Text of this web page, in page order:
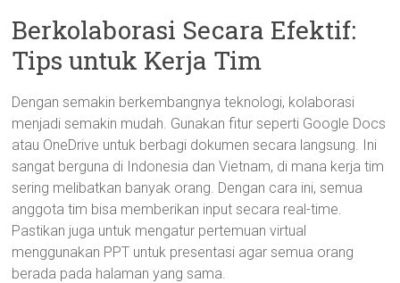
Berkolaborasi Secara Efektif:
Tips untuk Kerja Tim
Dengan semakin berkembangnya teknologi, kolaborasi
menjadi semakin mudah. Gunakan fitur seperti Google Docs
atau OneDrive untuk berbagi dokumen secara langsung. Ini
sangat berguna di Indonesia dan Vietnam, di mana kerja tim
sering melibatkan banyak orang. Dengan cara ini, semua
anggota tim bisa memberikan input secara real-time.
Pastikan juga untuk mengatur pertemuan virtual
menggunakan PPT untuk presentasi agar semua orang
berada pada halaman yang sama.